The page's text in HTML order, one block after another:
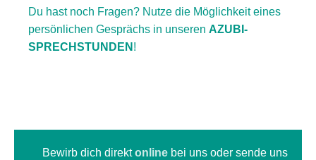
Du hast noch Fragen? Nutze die Möglichkeit eines
persönlichen Gesprächs in unseren AZUBI-
SPRECHSTUNDEN !
Bewirb dich direktonline bei uns oder sende uns